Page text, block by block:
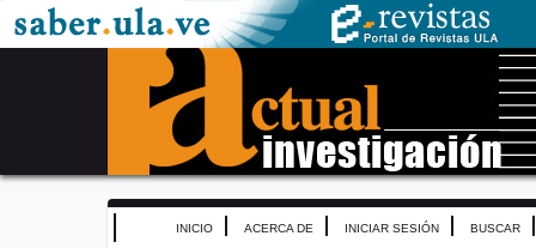
INICIO ACERCA DE INICIAR SESIÓN BUSCAR